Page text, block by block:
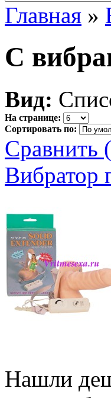
Главная »
С
Вид:
На странице:
Сортировать по:
Сравнить
Вибратор
Нашли